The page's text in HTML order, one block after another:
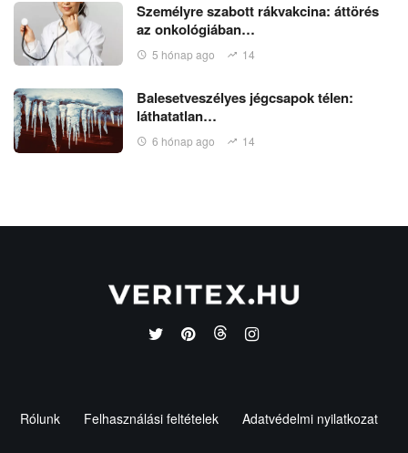
Személyre szabott rákvakcina: áttörés
az onkológiában…
5 hónap ago 14
Balesetveszélyes jégcsapok télen:
láthatatlan…
6 hónap ago 14
Rólunk Felhasználási feltételek Adatvédelmi nyilatkozat